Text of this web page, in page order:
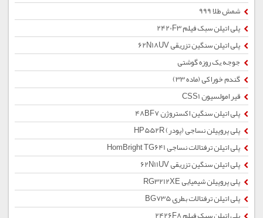
شمش طلا 999
پلی اتیلن سبک فیلم 2420F3
پلی اتیلن سنگین تزریقی 62N18UV
جوجه یک روزه گوشتی
گندم خوراکی (ماده 33)
قیر امولسیون CSS1
پلی اتیلن سنگین اکستروژن 48BF7
پلی پروپیلن نساجی (پودر) HP552R
پلی اتیلن ترفتالات نساجی HomBright TG641
پلی اتیلن سنگین تزریقی 62N11UV
پلی پروپیلن شیمیایی RG3212XE
پلی اتیلن ترفتالات بطری BG735